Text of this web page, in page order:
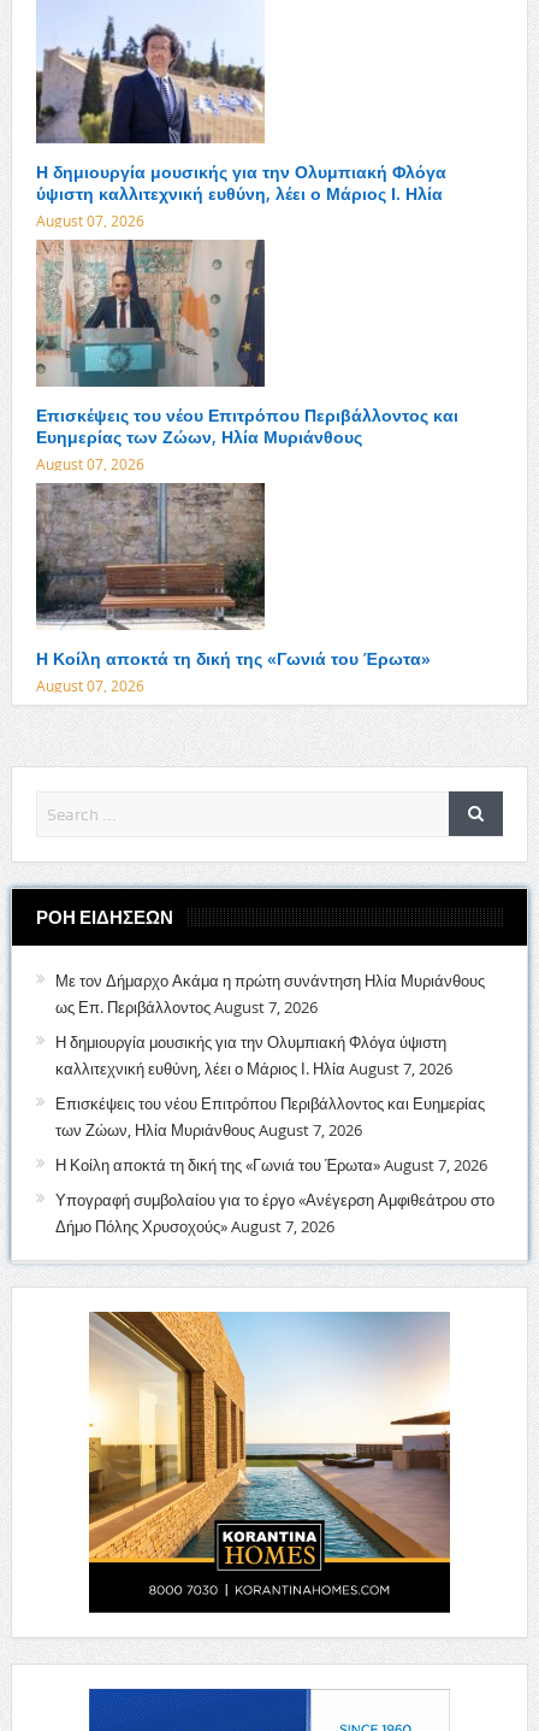
Η δημιουργία μουσικής για την Ολυμπιακή Φλόγα
ύψιστη καλλιτεχνική ευθύνη, λέει ο Μάριος Ι. Ηλία
August 07, 2026
Επισκέψεις του νέου Επιτρόπου Περιβάλλοντος και
Ευημερίας των Ζώων, Ηλία Μυριάνθους
August 07, 2026
Η Κοίλη αποκτά τη δική της «Γωνιά του Έρωτα»
August 07, 2026
ΡΟΗ ΕΙΔΗΣΕΩΝ
Με τον Δήμαρχο Ακάμα η πρώτη συνάντηση Ηλία Μυριάνθους
ως Επ. ΠεριβάλλοντοςAugust 7, 2026
Η δημιουργία μουσικής για την Ολυμπιακή Φλόγα ύψιστη
καλλιτεχνική ευθύνη, λέει ο Μάριος Ι. Ηλία August 7, 2026
Επισκέψεις του νέου Επιτρόπου Περιβάλλοντος και Ευημερίας
των Ζώων, Ηλία ΜυριάνθουςAugust 7, 2026
Η Κοίλη αποκτά τη δική της «Γωνιά του Έρωτα»August 7, 2026
Υπογραφή συμβολαίου για το έργο «Ανέγερση Αμφιθεάτρου στο
Δήμο Πόλης Χρυσοχούς»August 7, 2026